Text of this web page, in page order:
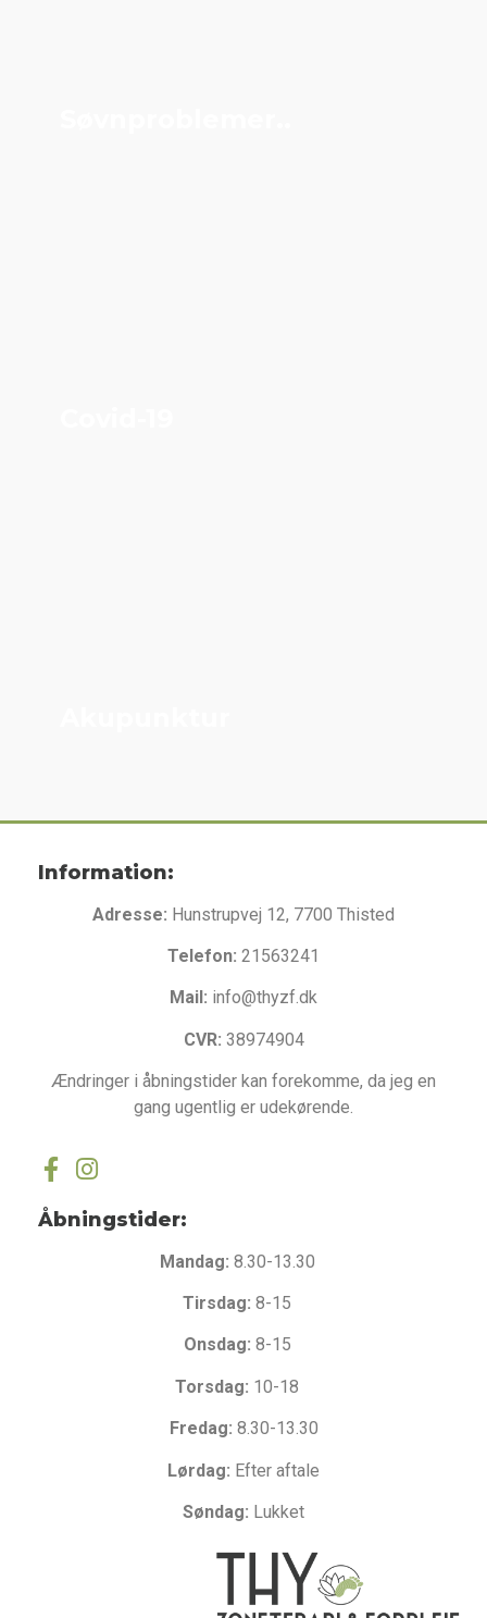
Information:
Adresse: Hunstrupvej 12, 7700 Thisted
Telefon: 21563241
Mail: info@thyzf.dk
CVR: 38974904
Ændringer i åbningstider kan forekomme, da jeg en
gang ugentlig er udekørende.
Åbningstider:
Mandag: 8.30-13.30
Tirsdag: 8-15
Onsdag: 8-15
Torsdag: 10-18
Fredag: 8.30-13.30
Lørdag: Efter aftale
Søndag: Lukket